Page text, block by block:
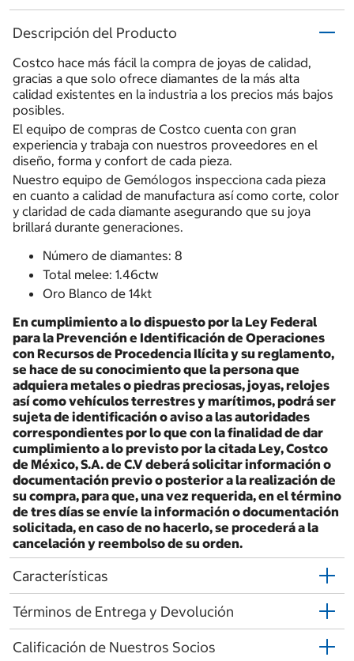
Descripción del Producto
Costco hace más fácil la compra de joyas de calidad,
gracias a que solo ofrece diamantes de la más alta
calidad existentes en la industria a los precios más bajos
posibles.
El equipo de compras de Costco cuenta con gran
experiencia y trabaja con nuestros proveedores en el
diseño, forma y confort de cada pieza.
Nuestro equipo de Gemólogos inspecciona cada pieza
en cuanto a calidad de manufactura así como corte, color
y claridad de cada diamante asegurando que su joya
brillará durante generaciones.
Número de diamantes: 8
Total melee: 1.46ctw
Oro Blanco de 14kt
En cumplimiento a lo dispuesto por la Ley Federal
para la Prevención e Identificación de Operaciones
con Recursos de Procedencia Ilícita y su reglamento,
se hace de su conocimiento que la persona que
adquiera metales o piedras preciosas, joyas, relojes
así como vehículos terrestres y marítimos, podrá ser
sujeta de identificación o aviso a las autoridades
correspondientes por lo que con la finalidad de dar
cumplimiento a lo previsto por la citada Ley, Costco
de México, S.A. de C.V deberá solicitar información o
documentación previo o posterior a la realización de
su compra, para que, una vez requerida, en el término
de tres días se envíe la información o documentación
solicitada, en caso de no hacerlo, se procederá a la
cancelación y reembolso de su orden.
Características
Términos de Entrega y Devolución
Calificación de Nuestros Socios